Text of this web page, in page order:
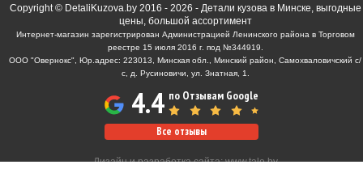
Copyright © DetaliKuzova.by 2016 - 2026 - Детали кузова в Минске, выгодные
цены, большой ассортимент
Интернет-магазин зарегистрирован Администрацией Ленинского района в Торговом
реестре 15 июля 2016 г. под №344919.
ООО "Овернокс", Юр.адрес: 223013, Минская обл., Минский район, Самохваловичский с/
с, д. Русиновичи, ул. Знатная, 1.
4.4 по Отзывам Google
Все отзывы
Дизайн и разработка сайта:www.tale.by